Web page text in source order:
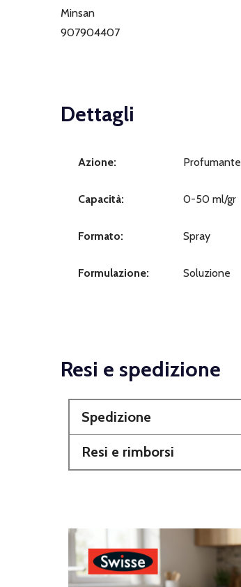
Minsan
907904407
Dettagli
Azione: Profumante
Capacità: 0-50 ml/gr
Formato: Spray
Formulazione: Soluzione
Resi e spedizione
Spedizione
Resi e rimborsi